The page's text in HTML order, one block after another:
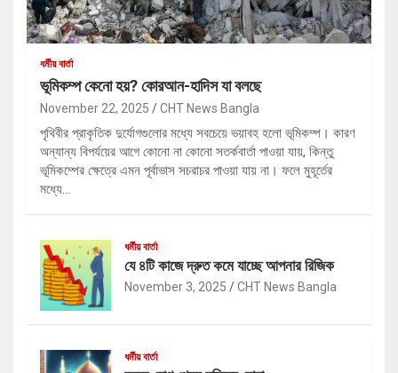
ধর্মীয় বার্তা
ভূমিকম্প কেনো হয়? কোরআন-হাদিস যা বলছে
November 22, 2025 CHT News Bangla
পৃথিবীর প্রাকৃতিক দুর্যোগগুলোর মধ্যে সবচেয়ে ভয়াবহ হলো ভূমিকম্প। কারণ
অন্যান্য বিপর্যয়ের আগে কোনো না কোনো সতর্কবার্তা পাওয়া যায়, কিন্তু
ভূমিকম্পের ক্ষেত্রে এমন পূর্বাভাস সচরাচর পাওয়া যায় না। ফলে মুহূর্তের
মধ্যে…
ধর্মীয় বার্তা
যে ৪টি কাজে দ্রুত কমে যাচ্ছে আপনার রিজিক
November 3, 2025 CHT News Bangla
ধর্মীয় বার্তা